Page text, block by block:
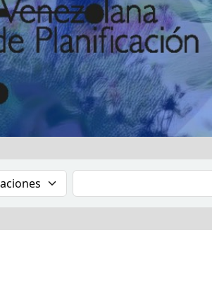
por: Buscar en el catálogo